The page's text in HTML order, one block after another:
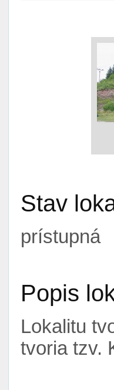
Stav
prístupná
Popis
Lokalitu
tvoria tzv.